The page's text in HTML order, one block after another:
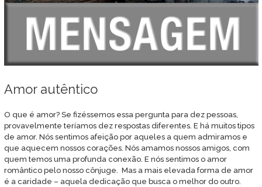
Amor autêntico
O que é amor? Se fizéssemos essa pergunta para dez pessoas,
provavelmente teríamos dez respostas diferentes. E há muitos tipos
de amor. Nós sentimos afeição por aqueles a quem admiramos e
que aquecem nossos corações. Nós amamos nossos amigos, com
quem temos uma profunda conexão. E nós sentimos o amor
romântico pelo nosso cônjuge. Mas a mais elevada forma de amor
é a caridade – aquela dedicação que busca o melhor do outro.